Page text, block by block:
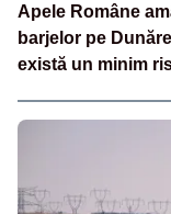
Apele Române
barjelor pe
există un minim